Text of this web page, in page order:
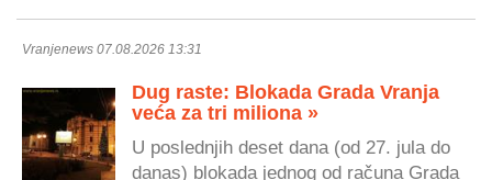
Vranjenews 07.08.2026 13:31
Dug raste: Blokada Grada Vranja
veća za tri miliona »
U poslednjih deset dana (od 27. jula do
danas) blokada jednog od računa Grada